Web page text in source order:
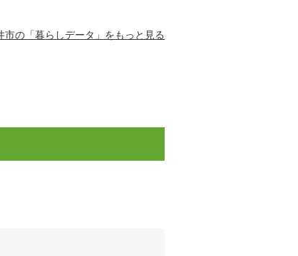
市の「暮らしデータ」をもっと見る